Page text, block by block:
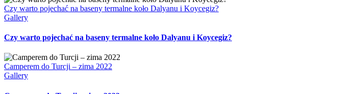
Czy warto pojechać na baseny termalne koło Dalyanu i Koycegiz?
Gallery
Czy warto pojechać na baseny termalne koło Dalyanu i Koycegiz?
Camperem do Turcji – zima 2022
Gallery